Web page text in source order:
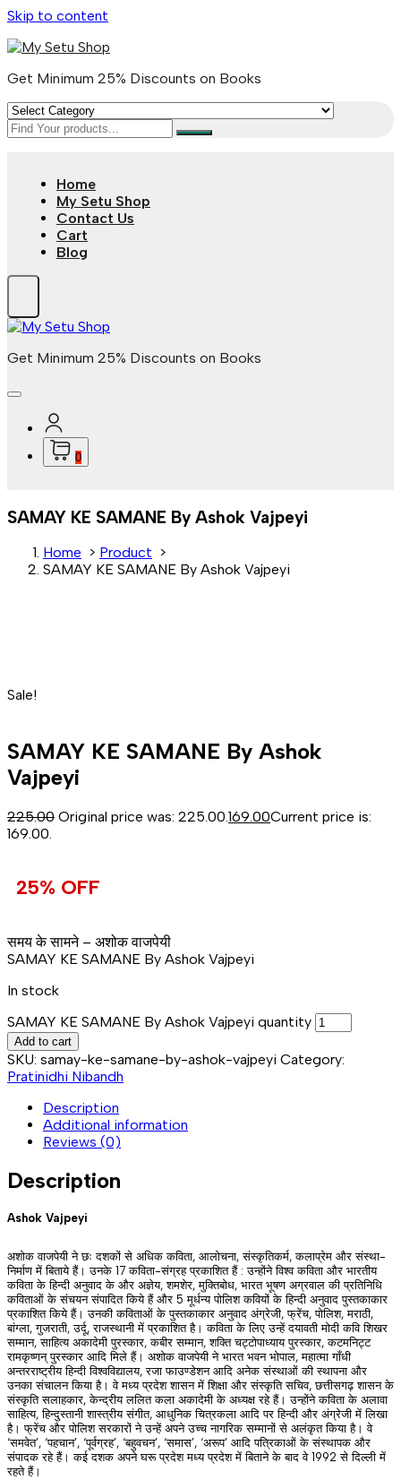
Skip to content
Get Minimum 25% Discounts on Books
Home
My Setu Shop
Contact Us
Cart
Blog
Get Minimum 25% Discounts on Books
0
SAMAY KE SAMANE By Ashok Vajpeyi
Home > Product >
SAMAY KE SAMANE By Ashok Vajpeyi
Sale!
SAMAY KE SAMANE By Ashok
Vajpeyi
225.00 Original price was: ₹225.00. 169.00Current price is:
₹169.00.
25% OFF
समय के सामने – अशोक वाजपेयी
SAMAY KE SAMANE By Ashok Vajpeyi
In stock
SAMAY KE SAMANE By Ashok Vajpeyi quantity
Add to cart
SKU: samay-ke-samane-by-ashok-vajpeyi Category:
Pratinidhi Nibandh
Description
Additional information
Reviews (0)
Description
Ashok Vajpeyi
अशोक वाजपेयी ने छः दशकों से अधिक कविता, आलोचना, संस्कृतिकर्म, कलाप्रेम और संस्था-
निर्माण में बिताये हैं। उनके 17 कविता-संग्रह प्रकाशित हैं : उन्होंने विश्व कविता और भारतीय
कविता के हिन्दी अनुवाद के और अज्ञेय, शमशेर, मुक्तिबोध, भारत भूषण अग्रवाल की प्रतिनिधि
कविताओं के संचयन संपादित किये हैं और 5 मूर्धन्य पोलिश कवियों के हिन्दी अनुवाद पुस्तकाकार
प्रकाशित किये हैं। उनकी कविताओं के पुस्तकाकार अनुवाद अंग्रेजी, फ्रेंच, पोलिश, मराठी,
बांग्ला, गुजराती, उर्दू, राजस्थानी में प्रकाशित है। कविता के लिए उन्हें दयावती मोदी कवि शिखर
सम्मान, साहित्य अकादेमी पुरस्कार, कबीर सम्मान, शक्ति चट्टोपाध्याय पुरस्कार, कटमनिट्ट
रामकृष्णन् पुरस्कार आदि मिले हैं। अशोक वाजपेयी ने भारत भवन भोपाल, महात्मा गाँधी
अन्तरराष्ट्रीय हिन्दी विश्वविद्यालय, रजा फाउण्डेशन आदि अनेक संस्थाओं की स्थापना और
उनका संचालन किया है। वे मध्य प्रदेश शासन में शिक्षा और संस्कृति सचिव, छत्तीसगढ़ शासन के
संस्कृति सलाहकार, केन्द्रीय ललित कला अकादेमी के अध्यक्ष रहे हैं। उन्होंने कविता के अलावा
साहित्य, हिन्दुस्तानी शास्त्रीय संगीत, आधुनिक चित्रकला आदि पर हिन्दी और अंग्रेजी में लिखा
है। फ्रेंच और पोलिश सरकारों ने उन्हें अपने उच्च नागरिक सम्मानों से अलंकृत किया है। वे
‘समवेत’, ‘पहचान’, ‘पूर्वग्रह’, ‘बहुवचन’, ‘समास’, ‘अरूप’ आदि पत्रिकाओं के संस्थापक और
संपादक रहे हैं। कई दशक अपने घरू प्रदेश मध्य प्रदेश में बिताने के बाद वे 1992 से दिल्ली में
रहते हैं।